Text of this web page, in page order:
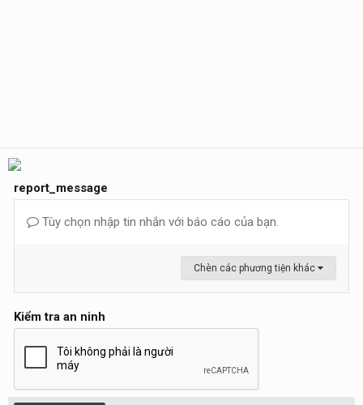
report_message
Tùy chọn nhập tin nhắn với báo cáo của bạn.
Chèn các phương tiện khác
Kiểm tra an ninh